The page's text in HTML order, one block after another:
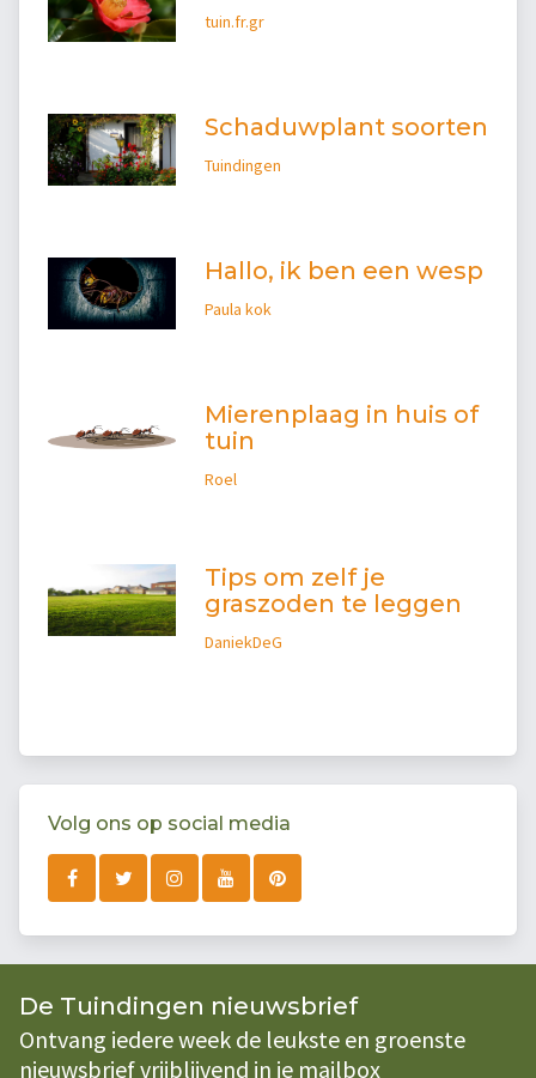
tuin.fr.gr
Schaduwplant soorten
Tuindingen
Hallo, ik ben een wesp
Paula kok
Mierenplaag in huis of
tuin
Roel
Tips om zelf je
graszoden te leggen
DaniekDeG
Volg ons op social media
De Tuindingen nieuwsbrief
Ontvang iedere week de leukste en groenste
nieuwsbrief vrijblijvend in je mailbox